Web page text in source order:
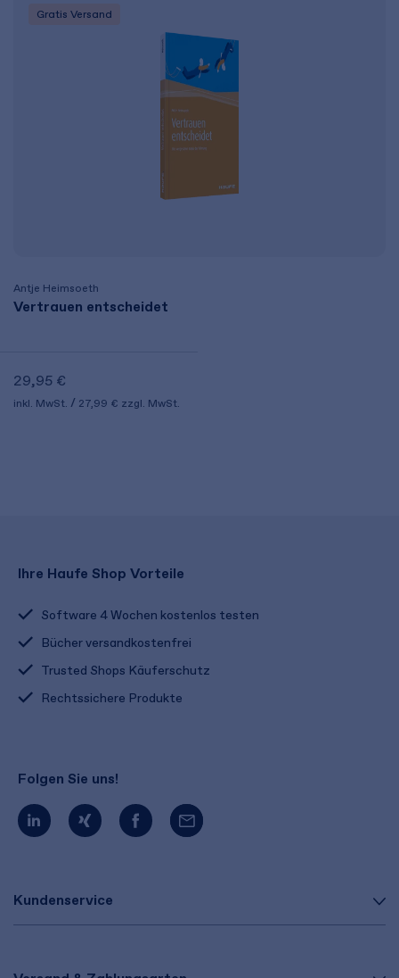
Gratis Versand
Antje Heimsoeth
Vertrauen entscheidet
29,95 €
inkl. MwSt. 27,99 € zzgl. MwSt.
Kundenservice
Ihre Haufe Shop Vorteile
Software 4 Wochen kostenlos testen
Bücher versandkostenfrei
Trusted Shops Käuferschutz
Rechtssichere Produkte
Folgen Sie uns!